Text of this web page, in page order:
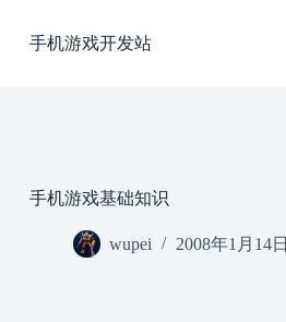
过
手机游戏开发站
手机游戏基础知识
wupei 2008年1月14日